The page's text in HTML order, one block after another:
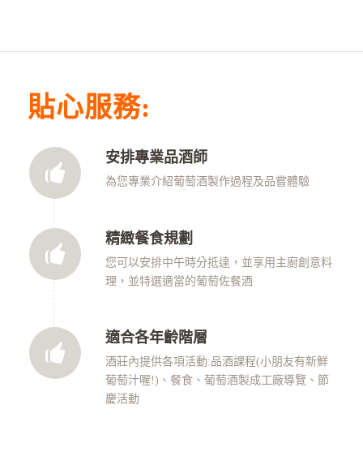
貼心服務:
安排專業品酒師
為您專業介紹葡萄酒製作過程及品嘗體驗
精緻餐食規劃
您可以安排中午時分抵達，並享用主廚創意料
理，並特選適當的葡萄佐餐酒
適合各年齡階層
酒莊內提供各項活動:品酒課程(小朋友有新鮮
葡萄汁喔!)、餐食、葡萄酒製成工廠導覽、節
慶活動